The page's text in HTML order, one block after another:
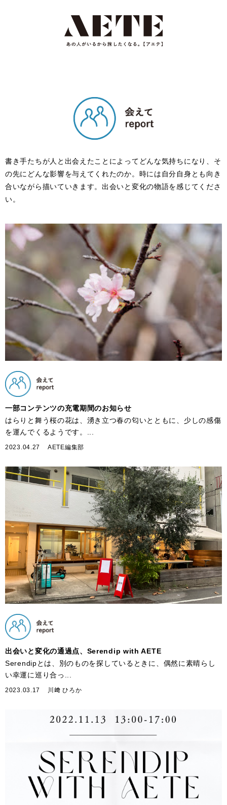
書き手たちが人と出会えたことによってどんな気持ちになり、そ
の先にどんな影響を与えてくれたのか。時には自分自身とも向き
合いながら描いていきます。出会いと変化の物語を感じてくださ
い。
一部コンテンツの充電期間のお知らせ
はらりと舞う桜の花は、湧き立つ春の匂いとともに、少しの感傷
を運んでくるようです。...
2023.04.27 AETE編集部
出会いと変化の通過点、Serendip with AETE
Serendipとは、別のものを探しているときに、偶然に素晴らし
い幸運に巡り合っ...
2023.03.17 川﨑 ひろか